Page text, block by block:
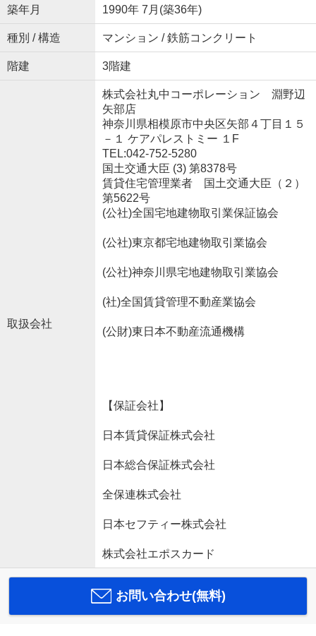
築年月 1990年 7月(築36年)
種別 / 構造 マンション / 鉄筋コンクリート
階建 3階建
取扱会社
株式会社丸中コーポレーション 淵野辺
矢部店
神奈川県相模原市中央区矢部４丁目１５
－１ ケアパレストミー １F
TEL:042-752-5280
国土交通大臣 (3) 第8378号
賃貸住宅管理業者 国土交通大臣（２）
第5622号
(公社)全国宅地建物取引業保証協会
(公社)東京都宅地建物取引業協会
(公社)神奈川県宅地建物取引業協会
(社)全国賃貸管理不動産業協会
(公財)東日本不動産流通機構
【保証会社】
日本賃貸保証株式会社
日本総合保証株式会社
全保連株式会社
日本セフティー株式会社
株式会社エポスカード
お問い合わせ(無料)